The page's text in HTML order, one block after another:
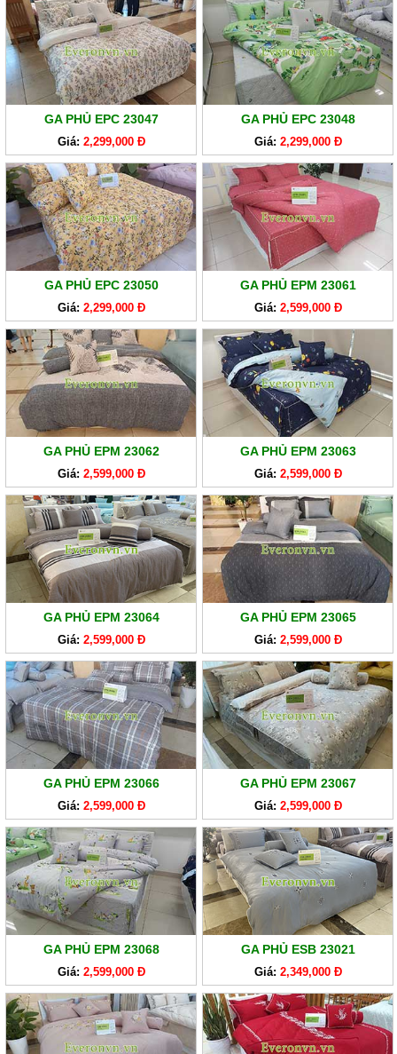
SẢN
PHẨM
KHÁC
GA PHỦ EPC 23047
Giá: 2,299,000 Đ
GA PHỦ EPC 23048
Giá: 2,299,000 Đ
GA PHỦ EPC 23050
Giá: 2,299,000 Đ
GA PHỦ EPM 23061
Giá: 2,599,000 Đ
GA PHỦ EPM 23062
Giá: 2,599,000 Đ
GA PHỦ EPM 23063
Giá: 2,599,000 Đ
GA PHỦ EPM 23064
Giá: 2,599,000 Đ
GA PHỦ EPM 23065
Giá: 2,599,000 Đ
GA PHỦ EPM 23066
Giá: 2,599,000 Đ
GA PHỦ EPM 23067
Giá: 2,599,000 Đ
GA PHỦ EPM 23068
Giá: 2,599,000 Đ
GA PHỦ ESB 23021
Giá: 2,349,000 Đ